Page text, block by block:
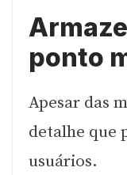
ponto
Apesar das
detalhe que
usuários.